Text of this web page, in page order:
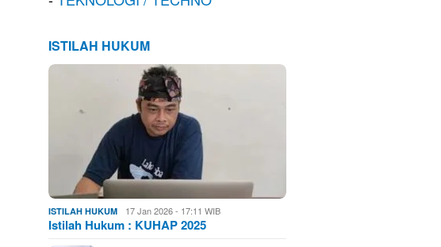
ISTILAH HUKUM
ISTILAH HUKUM 17 Jan 2026 - 17:11 WIB
Istilah Hukum : KUHAP 2025